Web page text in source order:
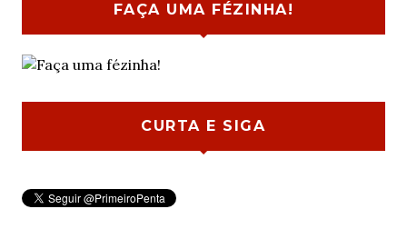
FAÇA UMA FÉZINHA!
CURTA E SIGA